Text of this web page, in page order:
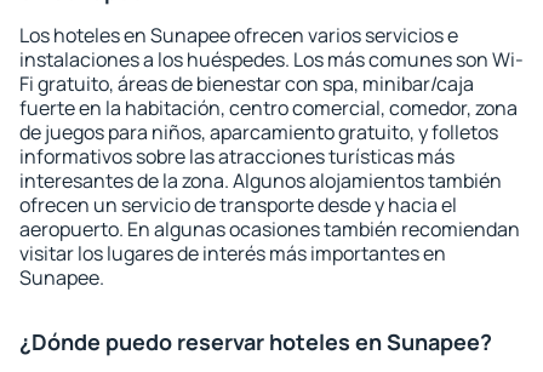
Los hoteles en Sunapee ofrecen varios servicios e
instalaciones a los huéspedes. Los más comunes son Wi-
Fi gratuito, áreas de bienestar con spa, minibar/caja
fuerte en la habitación, centro comercial, comedor, zona
de juegos para niños, aparcamiento gratuito, y folletos
informativos sobre las atracciones turísticas más
interesantes de la zona. Algunos alojamientos también
ofrecen un servicio de transporte desde y hacia el
aeropuerto. En algunas ocasiones también recomiendan
visitar los lugares de interés más importantes en
Sunapee.
¿Dónde puedo reservar hoteles en Sunapee?